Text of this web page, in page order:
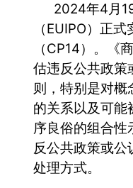
2024年4月
（EUIPO）正
（CP14）。《
估违反公共政策
则，特别是对概
的关系以及可能
序良俗的组合性
反公共政策或公
处理方式。